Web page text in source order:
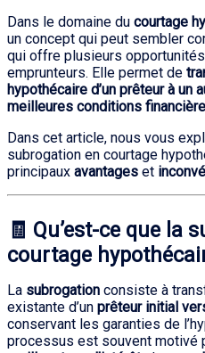
Dans le domaine du courtage
un concept qui peut sembler
qui offre plusieurs
emprunteurs. Elle permet de
hypothécaire d’un prêteur à un
meilleures conditions
Dans cet article, nous vous
subrogation en courtage
principaux avantages et
🧾 Qu’est-ce que la
courtage
La subrogation consiste à
existante d’un prêteur initial
conservant les garanties de
processus est souvent motivé